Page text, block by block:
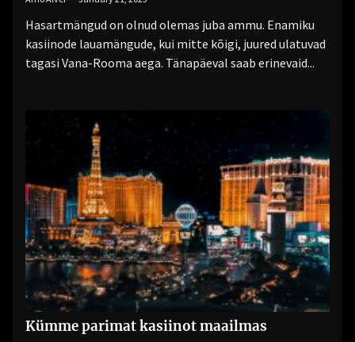
Hasartmängud on olnud olemas juba ammu. Enamiku
kasiinode lauamängude, kui mitte kõigi, juured ulatuvad
tagasi Vana-Rooma aega. Tänapäeval saab erinevaid...
Kümme parimat kasiinot maailmas